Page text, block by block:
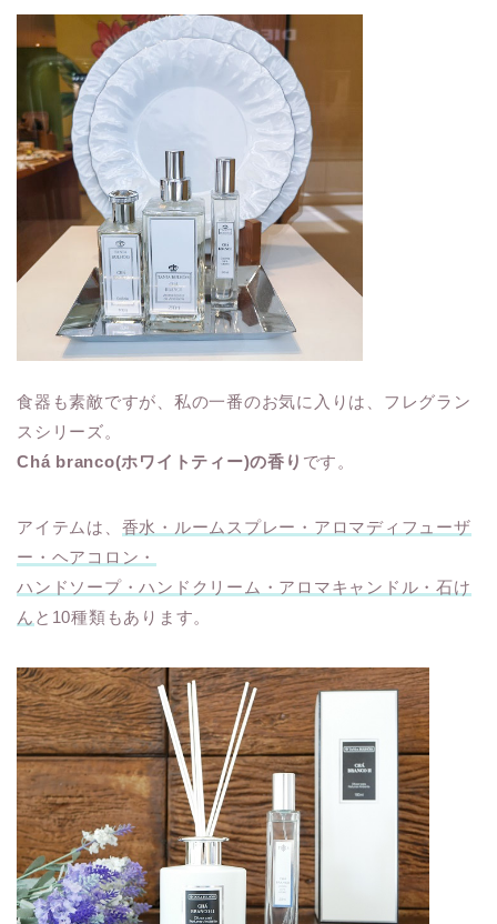
食器も素敵ですが、私の一番のお気に入りは、フレグラン
スシリーズ。
Chá branco(ホワイトティー)の香り です。
アイテムは、 香水・ルームスプレー・アロマディフューザ
ー・ヘアコロン・
ハンドソープ・ハンドクリーム・アロマキャンドル・石け
ん と10種類もあります。